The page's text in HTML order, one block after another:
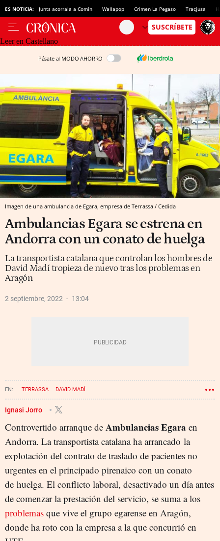
ES NOTICIA: Junts acorrala a Comín Wallapop Crimen La Pegaso Tracjusa
Leer en Castellano
Pásate al MODO AHORRO
Imagen de una ambulancia de Egara, empresa de Terrassa / Cedida
Ambulancias Egara se estrena en
Andorra con un conato de huelga
La transportista catalana que controlan los hombres de
David Madí tropieza de nuevo tras los problemas en
Aragón
2 septiembre, 2022 13:04
TERRASSA DAVID MADÍ
Ignasi Jorro
Controvertido arranque de Ambulancias Egara en
Andorra. La transportista catalana ha arrancado la
explotación del contrato de traslado de pacientes no
urgentes en el principado pirenaico con un conato
de huelga. El conflicto laboral, desactivado un día antes
de comenzar la prestación del servicio, se suma a los
problemas que vive el grupo egarense en Aragón,
donde ha roto con la empresa a la que concurrió en